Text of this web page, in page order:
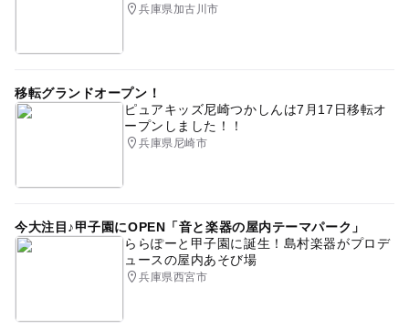
兵庫県加古川市
移転グランドオープン！
ピュアキッズ尼崎つかしんは7月17日移転オ
ープンしました！！
兵庫県尼崎市
今大注目♪甲子園にOPEN「音と楽器の屋内テーマパーク」
ららぽーと甲子園に誕生！島村楽器がプロデ
ュースの屋内あそび場
兵庫県西宮市